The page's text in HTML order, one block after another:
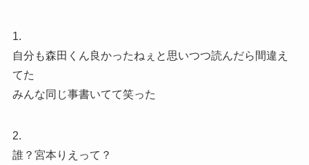
1.
自分も森田くん良かったねぇと思いつつ読んだら間違え
てた
みんな同じ事書いてて笑った
2.
誰？宮本りえって？